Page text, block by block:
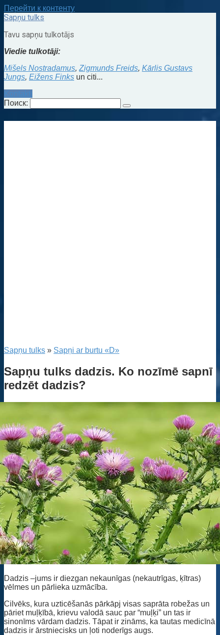
Перейти к контенту
Sapņu tulks
Tavu sapņu tulkotājs
Viedie tulkotāji:
Mišels Nostradamus, Zigmunds Freids, Kārlis Gustavs
Jungs, Eižens Finks un citi...
Kontakti
Поиск:
Sapņu tulks » Sapņi ar burtu «D»
Sapņu tulks dadzis. Ko nozīmē sapnī
redzēt dadzis?
Dadzis –jums ir diezgan nekaunīgas (nekautrīgas, ķītras)
vēlmes un pārlieka uzmācība.
Cilvēks, kura uzticēšanās pārkāpj visas saprāta robežas un
pāriet muļķībā, krievu valodā sauc par “muļķi” un tas ir
sinonīms vārdam dadzis. Tāpat ir zināms, ka tautas medicīnā
dadzis ir ārstniecisks un ļoti noderīgs augs.